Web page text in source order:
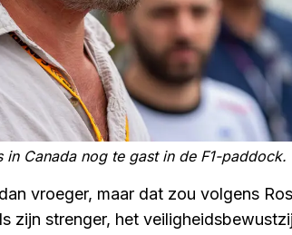
in Canada nog te gast in de F1-paddock.
vroeger, maar dat zou volgens
zijn strenger, het